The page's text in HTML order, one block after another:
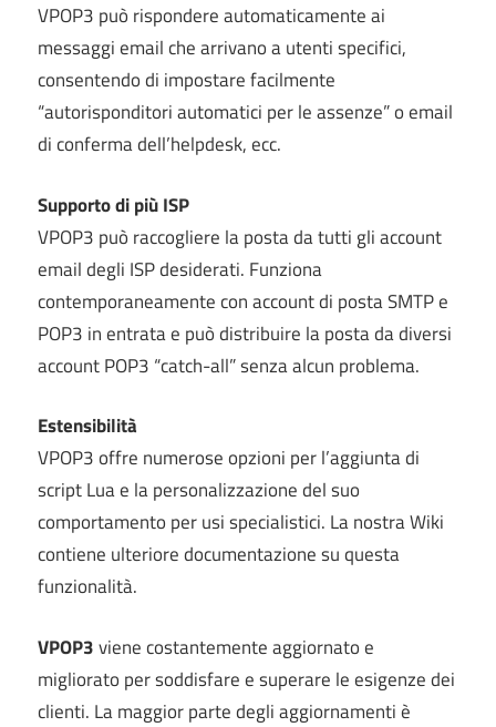
VPOP3 può rispondere automaticamente ai
messaggi email che arrivano a utenti specifici,
consentendo di impostare facilmente
“autorisponditori automatici per le assenze” o email
di conferma dell’helpdesk, ecc.
Supporto di più ISP
VPOP3 può raccogliere la posta da tutti gli account
email degli ISP desiderati. Funziona
contemporaneamente con account di posta SMTP e
POP3 in entrata e può distribuire la posta da diversi
account POP3 “catch-all” senza alcun problema.
Estensibilità
VPOP3 offre numerose opzioni per l’aggiunta di
script Lua e la personalizzazione del suo
comportamento per usi specialistici. La nostra Wiki
contiene ulteriore documentazione su questa
funzionalità.
VPOP3viene costantemente aggiornato e
migliorato per soddisfare e superare le esigenze dei
clienti. La maggior parte degli aggiornamenti è